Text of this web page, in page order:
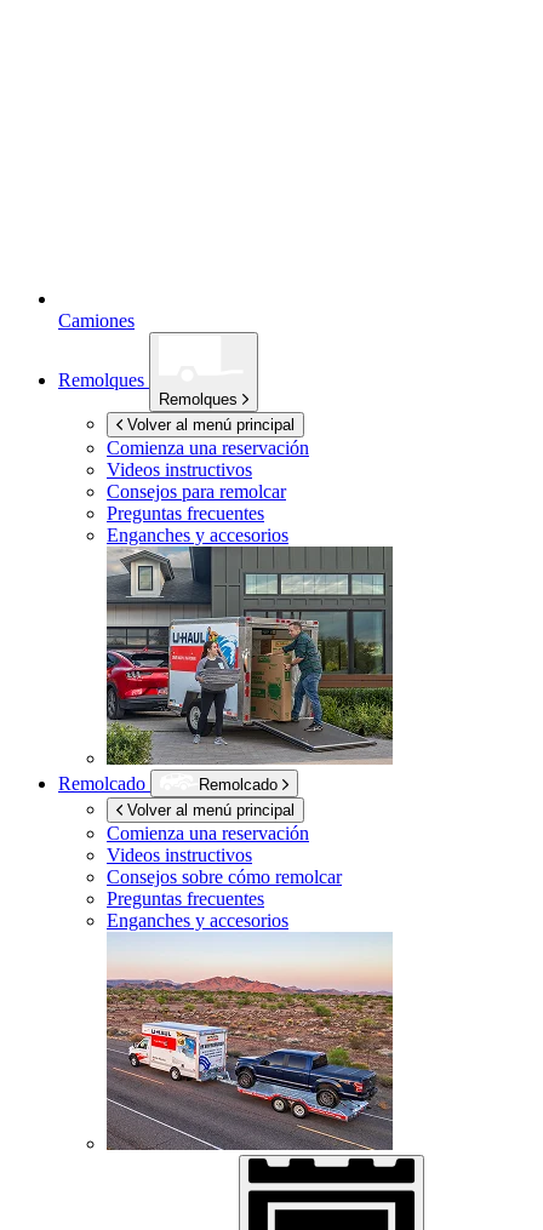
Camiones
Remolques
Remolques
Volver al menú principal
Comienza una reservación
Videos instructivos
Consejos para remolcar
Preguntas frecuentes
Enganches y accesorios
Remolcado
Remolcado
Volver al menú principal
Comienza una reservación
Videos instructivos
Consejos sobre cómo remolcar
Preguntas frecuentes
Enganches y accesorios